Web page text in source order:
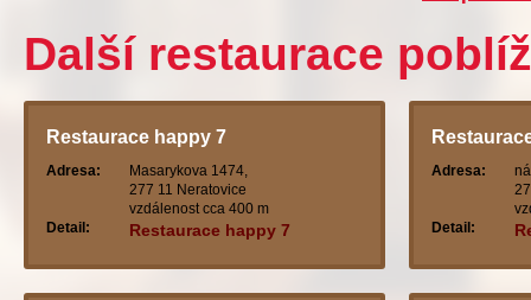
Další restaurace
Restaurace happy 7
Adresa:
Masarykova 1474,
277 11 Neratovice
vzdálenost cca 400 m
Detail:
Restaurace happy 7
Adresa:
Detail: